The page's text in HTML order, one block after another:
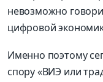
невозможно
цифровой
Именно поэтому
спору «ВИЭ или